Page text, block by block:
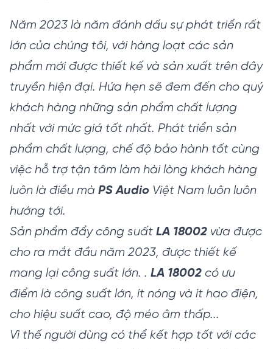
Năm 2023 là năm đánh dấu sự phát triển rất
lớn của chúng tôi, với hàng loạt các sản
phẩm mới được thiết kế và sản xuất trên dây
truyền hiện đại. Hứa hẹn sẽ đem đến cho quý
khách hàng những sản phẩm chất lượng
nhất với mức giá tốt nhất. Phát triển sản
phẩm chất lượng, chế độ bảo hành tốt cùng
việc hỗ trợ tận tâm làm hài lòng khách hàng
luôn là điều mà PS Audio Việt Nam luôn luôn
hướng tới.
Sản phẩm đẩy công suất LA 18002 vừa được
cho ra mắt đầu năm 2023, được thiết kế
mang lại công suất lớn. . LA 18002 có ưu
điểm là công suất lớn, ít nóng và ít hao điện,
cho hiệu suất cao, độ méo âm thấp...
Vì thế người dùng có thể kết hợp tốt với các